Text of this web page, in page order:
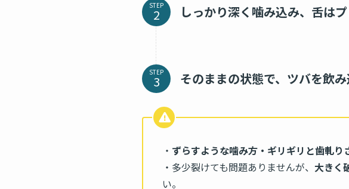
STEP しっかり深く噛み込み、舌は
STEP そのままの状態で、ツバを飲
・ ずらすような噛み方・ギリギリと歯軋
・多少裂けても問題ありませんが、 大きく
い。